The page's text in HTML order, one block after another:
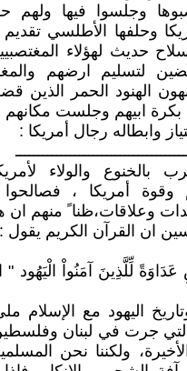
وجلسوا فيها ولهم
وحلفها الأطلسي
حديث لهؤلاء المغتصبيين
لتسليم ارضهم
الهنود الحمر الذين
بكرة ابيهم وجلست مكانهم
وابطاله رجال أمريكا :
بالخنوع والولاء
وقوة أمريكا ، فصالحوا
وعلاقات،ظنا ً منهم ان
ان القرآن الكريم يقول :
لِّلَّذِينَ آمَنُواْ الْيَهُود "
اليهود مع الإسلام
التي جرت في لبنان
ولكننا نحن